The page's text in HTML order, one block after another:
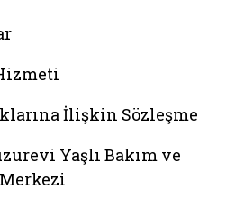
İlişkin Sözleşme
Yaşlı Bakım ve